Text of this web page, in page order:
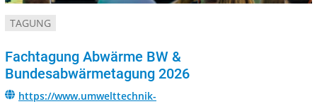
TAGUNG
Fachtagung Abwärme BW &
Bundesabwärmetagung 2026
https://www.umwelttechnik-